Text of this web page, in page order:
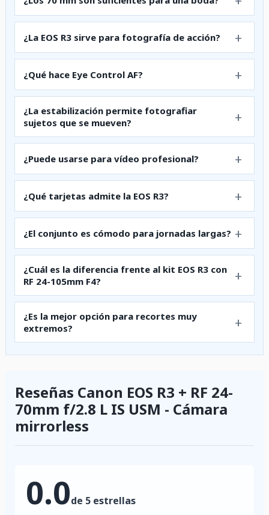
¿La EOS R3 sirve para fotografía de acción?
¿Qué hace Eye Control AF?
¿La estabilización permite fotografiar
sujetos que se mueven?
¿Puede usarse para vídeo profesional?
¿Qué tarjetas admite la EOS R3?
¿El conjunto es cómodo para jornadas largas?
¿Cuál es la diferencia frente al kit EOS R3 con
RF 24-105mm F4?
¿Es la mejor opción para recortes muy
extremos?
Reseñas Canon EOS R3 + RF 24-
70mm f/2.8 L IS USM - Cámara
mirrorless
0.0de 5 estrellas